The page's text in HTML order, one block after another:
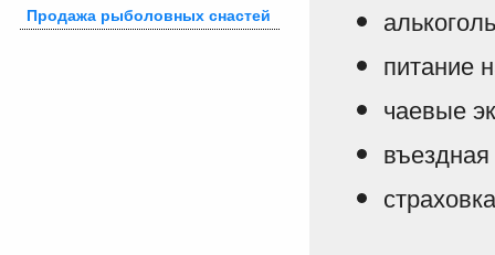
Продажа рыболовных снастей
питание
чаевые
страховка